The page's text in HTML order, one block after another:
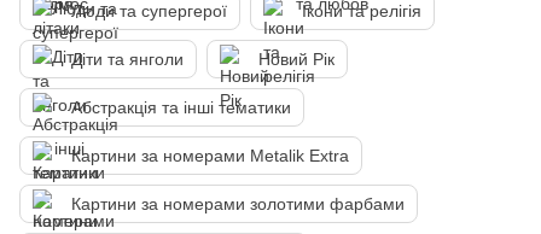
Люди та супергерої Ікони та релігія
Діти та янголи Новий Рік
Абстракція та інші тематики
Картини за номерами Metalik Extra
Картини за номерами золотими фарбами